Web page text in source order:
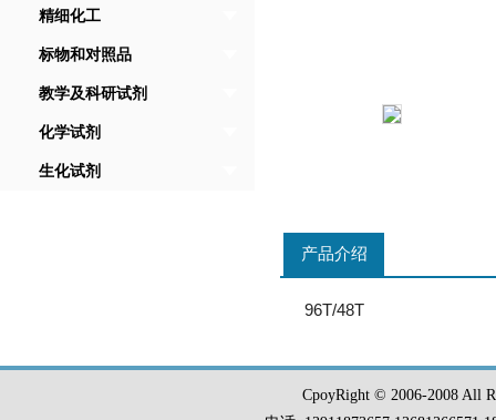
精细化工
标物和对照品
教学及科研试剂
化学试剂
生化试剂
产品介绍
96T/48T
CpoyRight © 2006-2008 All